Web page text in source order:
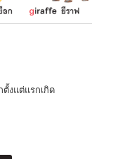
ตั้งแต่แรกเกิด